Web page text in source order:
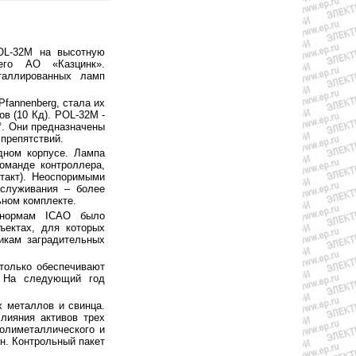
32M на высотную
АО «Казцинк».
ламп
стала их
(10 Кд). POL-32M -
Они предназначены
корпусе. Лампа
контроллера,
Неоспоримыми
– более
комплекте.
нормам ICAO было
для которых
заградительных
обеспечивают
На следующий год
металлов и свинца.
активов трех
и
Контрольный пакет